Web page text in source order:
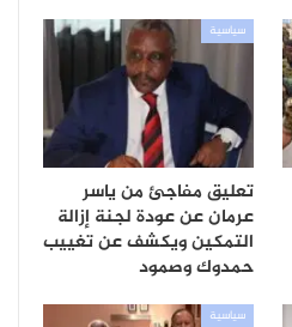
سياسية
تعليق مفاجئ من ياسر
عرمان عن عودة لجنة إزالة
التمكين ويكشف عن تغييب
حمدوك وصمود
سياسية